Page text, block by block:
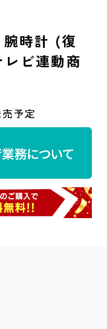
腕時計 (復
ビ連動商
予定